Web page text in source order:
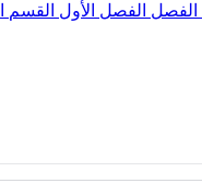
الفصل الفصل الأول القسم